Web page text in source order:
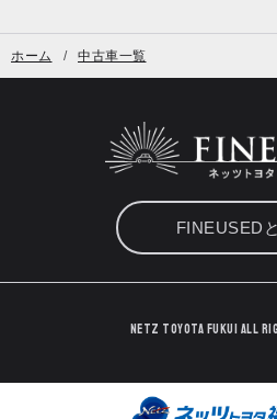
ホーム 中古車一覧
FINEUSED
Netz TOYOTA Fukui All